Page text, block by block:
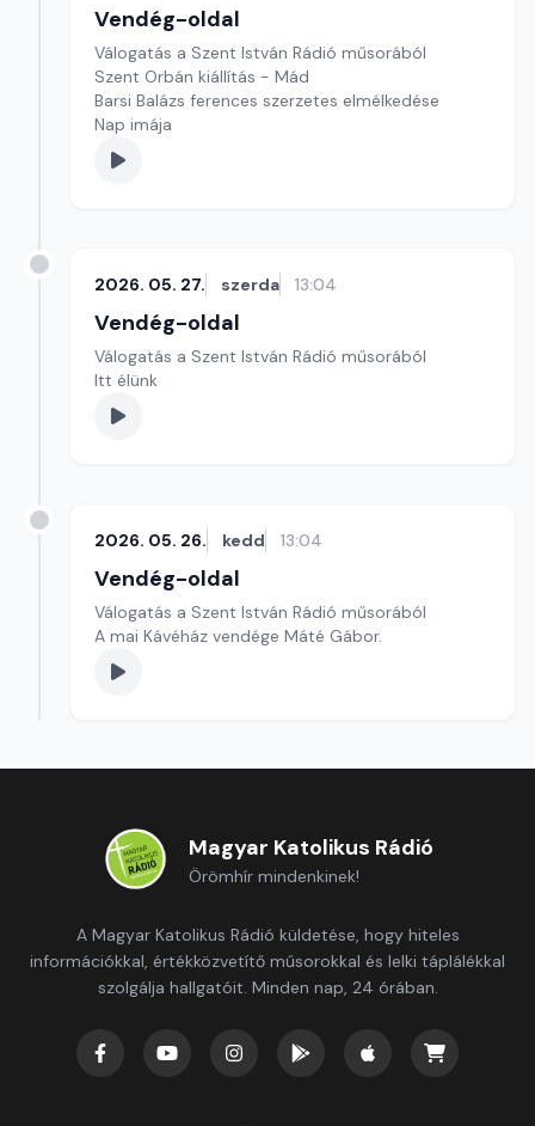
Vendég-oldal
Válogatás a Szent István Rádió műsorából
Szent Orbán kiállítás - Mád
Barsi Balázs ferences szerzetes elmélkedése
Nap imája
2026. 05. 27. szerda 13:04
Vendég-oldal
Válogatás a Szent István Rádió műsorából
Itt élünk
2026. 05. 26. kedd 13:04
Vendég-oldal
Válogatás a Szent István Rádió műsorából
A mai Kávéház vendége Máté Gábor.
Magyar Katolikus Rádió
Örömhír mindenkinek!
A Magyar Katolikus Rádió küldetése, hogy hiteles
információkkal, értékközvetítő műsorokkal és lelki táplálékkal
szolgálja hallgatóit. Minden nap, 24 órában.